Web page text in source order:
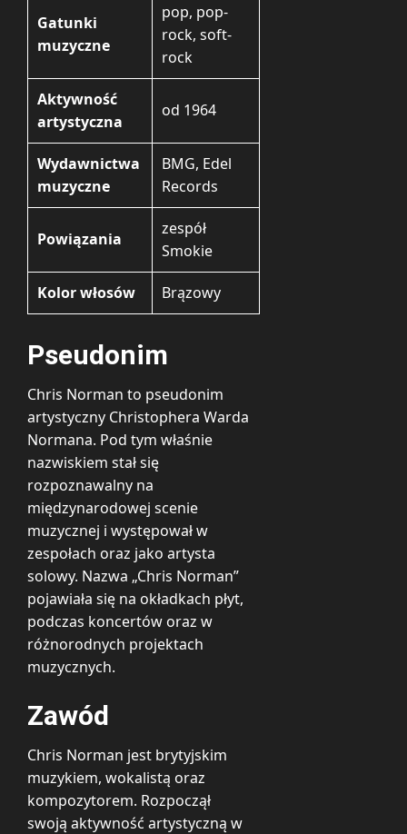
Gatunki
muzyczne
pop, pop-
rock, soft-
rock
Aktywność
artystyczna
od 1964
Wydawnictwa
muzyczne
BMG, Edel
Records
Powiązania
zespół
Smokie
Kolor włosów Brązowy
Pseudonim
Chris Norman to pseudonim
artystyczny Christophera Warda
Normana. Pod tym właśnie
nazwiskiem stał się
rozpoznawalny na
międzynarodowej scenie
muzycznej i występował w
zespołach oraz jako artysta
solowy. Nazwa „Chris Norman”
pojawiała się na okładkach płyt,
podczas koncertów oraz w
różnorodnych projektach
muzycznych.
Zawód
Chris Norman jest brytyjskim
muzykiem, wokalistą oraz
kompozytorem. Rozpoczął
swoją aktywność artystyczną w